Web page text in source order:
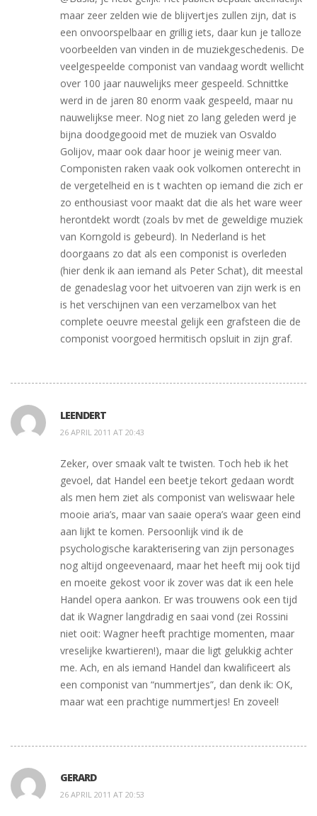
maar zeer zelden wie de blijvertjes zullen zijn, dat is
een onvoorspelbaar en grillig iets, daar kun je talloze
voorbeelden van vinden in de muziekgeschedenis. De
veelgespeelde componist van vandaag wordt wellicht
over 100 jaar nauwelijks meer gespeeld. Schnittke
werd in de jaren 80 enorm vaak gespeeld, maar nu
nauwelijkse meer. Nog niet zo lang geleden werd je
bijna doodgegooid met de muziek van Osvaldo
Golijov, maar ook daar hoor je weinig meer van.
Componisten raken vaak ook volkomen onterecht in
de vergetelheid en is t wachten op iemand die zich er
zo enthousiast voor maakt dat die als het ware weer
herontdekt wordt (zoals bv met de geweldige muziek
van Korngold is gebeurd). In Nederland is het
doorgaans zo dat als een componist is overleden
(hier denk ik aan iemand als Peter Schat), dit meestal
de genadeslag voor het uitvoeren van zijn werk is en
is het verschijnen van een verzamelbox van het
complete oeuvre meestal gelijk een grafsteen die de
componist voorgoed hermitisch opsluit in zijn graf.
LEENDERT
26 APRIL 2011 AT 20:43
Zeker, over smaak valt te twisten. Toch heb ik het
gevoel, dat Handel een beetje tekort gedaan wordt
als men hem ziet als componist van weliswaar hele
mooie aria’s, maar van saaie opera’s waar geen eind
aan lijkt te komen. Persoonlijk vind ik de
psychologische karakterisering van zijn personages
nog altijd ongeevenaard, maar het heeft mij ook tijd
en moeite gekost voor ik zover was dat ik een hele
Handel opera aankon. Er was trouwens ook een tijd
dat ik Wagner langdradig en saai vond (zei Rossini
niet ooit: Wagner heeft prachtige momenten, maar
vreselijke kwartieren!), maar die ligt gelukkig achter
me. Ach, en als iemand Handel dan kwalificeert als
een componist van “nummertjes”, dan denk ik: OK,
maar wat een prachtige nummertjes! En zoveel!
GERARD
26 APRIL 2011 AT 20:53